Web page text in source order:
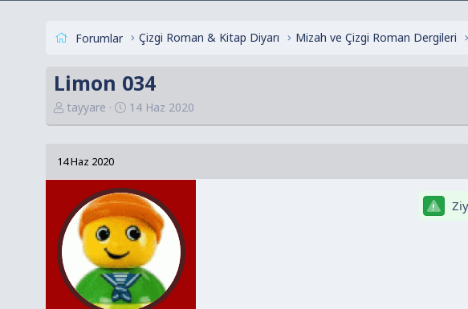
Forumlar Çizgi Roman & Kitap Diyarı Mizah ve Çizgi Roman Dergileri
Limon 034
K
o
u
y
B
a
a
tayyare
B
a
a
n
g
ı
ç
t
a
r
14 Haz 2020
14 Haz 2020